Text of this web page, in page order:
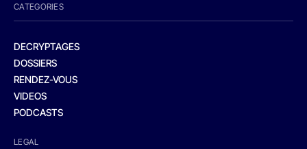
CATEGORIES
DECRYPTAGES
DOSSIERS
RENDEZ-VOUS
VIDEOS
PODCASTS
LEGAL